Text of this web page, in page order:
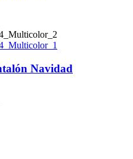
Navidad